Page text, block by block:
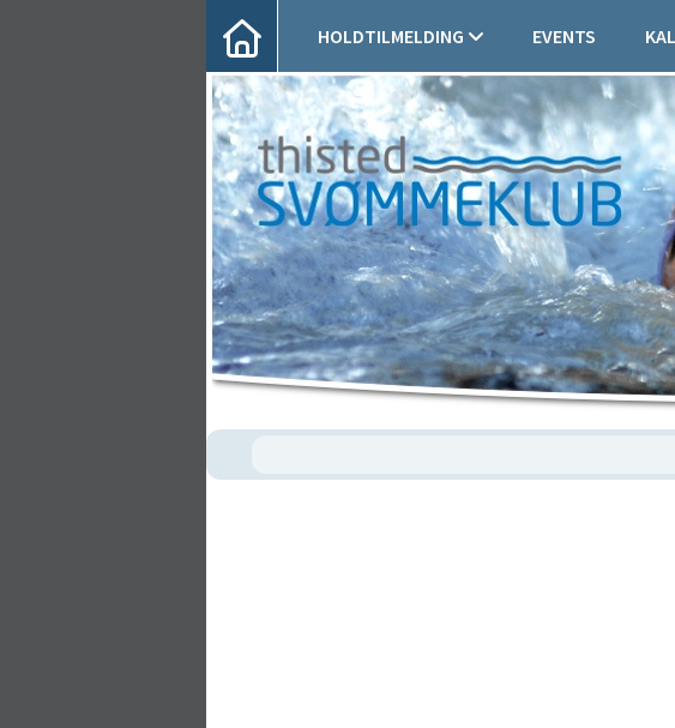
HOLDTILMELDING EVENTS